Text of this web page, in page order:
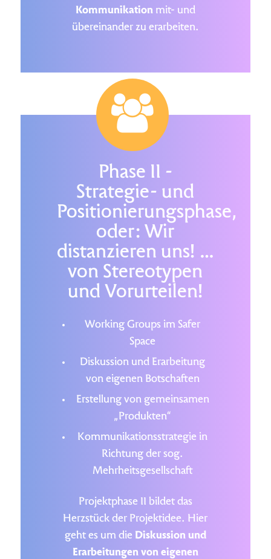
Kommunikationmit- und
übereinander zu erarbeiten.
Phase II -
Strategie- und
Positionierungsphase,
oder: Wir
distanzieren uns! …
von Stereotypen
und Vorurteilen!
Working Groups im Safer
Space
Diskussion und Erarbeitung
von eigenen Botschaften
Erstellung von gemeinsamen
„Produkten“
Kommunikationsstrategie in
Richtung der sog.
Mehrheitsgesellschaft
Projektphase II bildet das
Herzstück der Projektidee. Hier
geht es um die Diskussion und
Erarbeitungen von eigenen